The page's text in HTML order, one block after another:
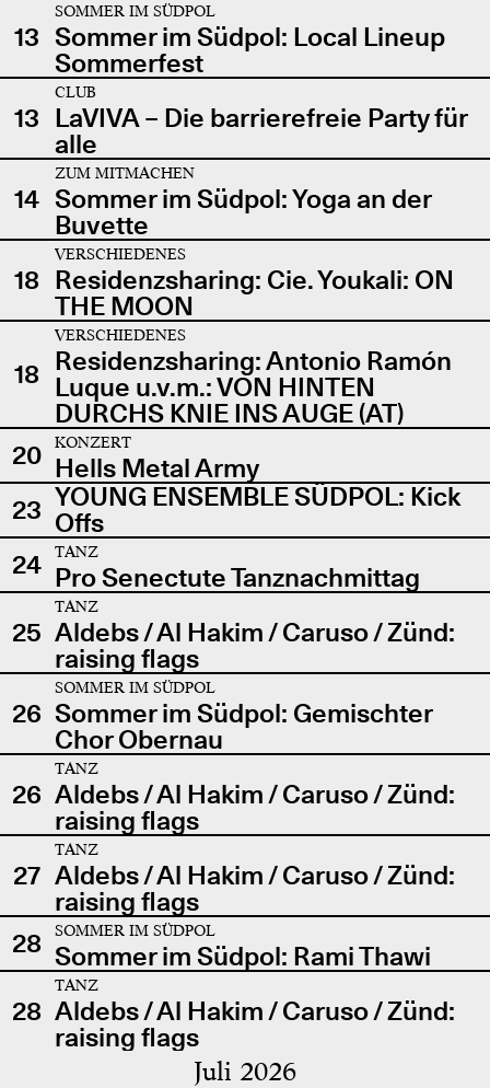
13
SOMMER IM SÜDPOL
Sommer im Südpol: Local Lineup
Sommerfest
13
CLUB
LaVIVA – Die barrierefreie Party für
alle
14
ZUM MITMACHEN
Sommer im Südpol: Yoga an der
Buvette
18
VERSCHIEDENES
Residenzsharing: Cie. Youkali: ON
THE MOON
18
VERSCHIEDENES
Residenzsharing: Antonio Ramón
Luque u.v.m.: VON HINTEN
DURCHS KNIE INS AUGE (AT)
20
KONZERT
Hells Metal Army
23 YOUNG ENSEMBLE SÜDPOL: Kick
Offs
24
TANZ
Pro Senectute Tanznachmittag
25
TANZ
Aldebs / Al Hakim / Caruso / Zünd:
raising flags
26
SOMMER IM SÜDPOL
Sommer im Südpol: Gemischter
Chor Obernau
26
TANZ
Aldebs / Al Hakim / Caruso / Zünd:
raising flags
27
TANZ
Aldebs / Al Hakim / Caruso / Zünd:
raising flags
28
SOMMER IM SÜDPOL
Sommer im Südpol: Rami Thawi
28
TANZ
Aldebs / Al Hakim / Caruso / Zünd:
raising flags
Juli 2026